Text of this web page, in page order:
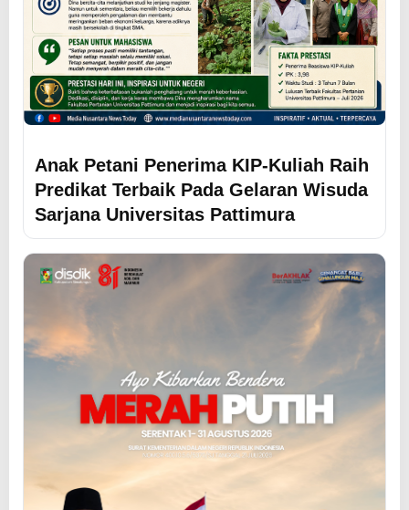
Anak Petani Penerima KIP-Kuliah Raih
Predikat Terbaik Pada Gelaran Wisuda
Sarjana Universitas Pattimura